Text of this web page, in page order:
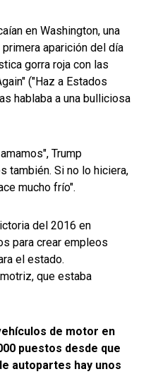
en Washington, una
aparición del día
gorra roja con las
("Haz a Estados
hablaba a una bulliciosa
Trump
también. Si no lo hiciera,
mucho frío".
del 2016 en
para crear empleos
el estado.
que estaba
de motor en
puestos desde que
autopartes hay unos